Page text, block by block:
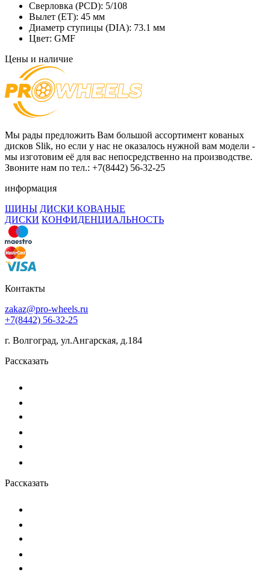
Сверловка (PCD): 5/108
Вылет (ET): 45 мм
Диаметр ступицы (DIA): 73.1 мм
Цвет: GMF
Цены и наличие
Мы рады предложить Вам большой ассортимент кованых
дисков Slik, но если у нас не оказалось нужной вам модели -
мы изготовим её для вас непосредственно на производстве.
Звоните нам по тел.: +7(8442) 56-32-25
информация
ШИНЫ ДИСКИ КОВАНЫЕ
ДИСКИ КОНФИДЕНЦИАЛЬНОСТЬ
Контакты
zakaz@pro-wheels.ru
+7(8442) 56-32-25
г. Волгоград, ул.Ангарская, д.184
Рассказать
Рассказать